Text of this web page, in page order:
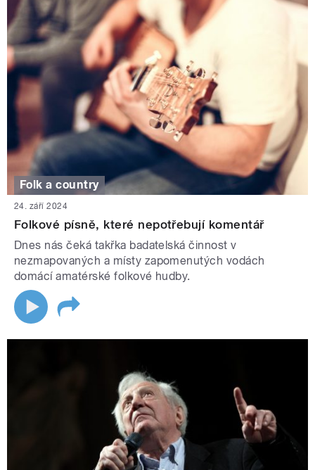
Folk a country
24. září 2024
Folkové písně, které nepotřebují komentář
Dnes nás čeká takřka badatelská činnost v
nezmapovaných a místy zapomenutých vodách
domácí amatérské folkové hudby.